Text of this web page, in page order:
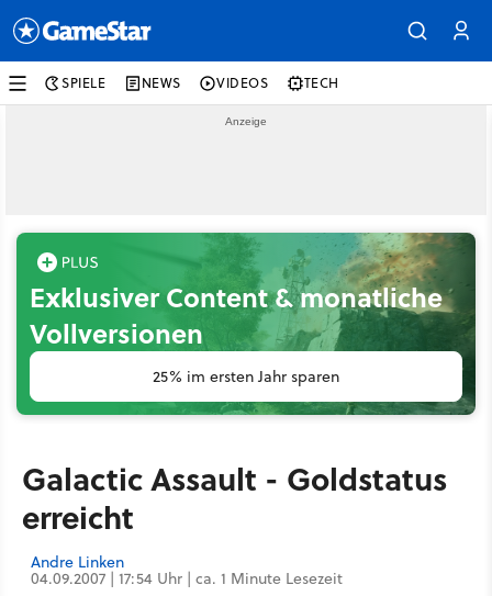
SPIELE NEWS VIDEOS TECH
Exklusiver Content & monatliche
Vollversionen
25% im ersten Jahr sparen
Galactic Assault - Goldstatus
erreicht
Andre Linken
04.09.2007 | 17:54 Uhr | ca. 1 Minute Lesezeit